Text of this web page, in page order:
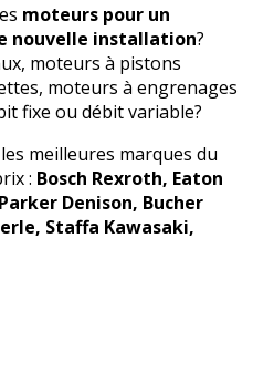
moteurs pour un
nouvelle installation?
moteurs à pistons
moteurs à engrenages
fixe ou débit variable?
meilleures marques du
: Bosch Rexroth, Eaton
Denison, Bucher
Staffa Kawasaki,